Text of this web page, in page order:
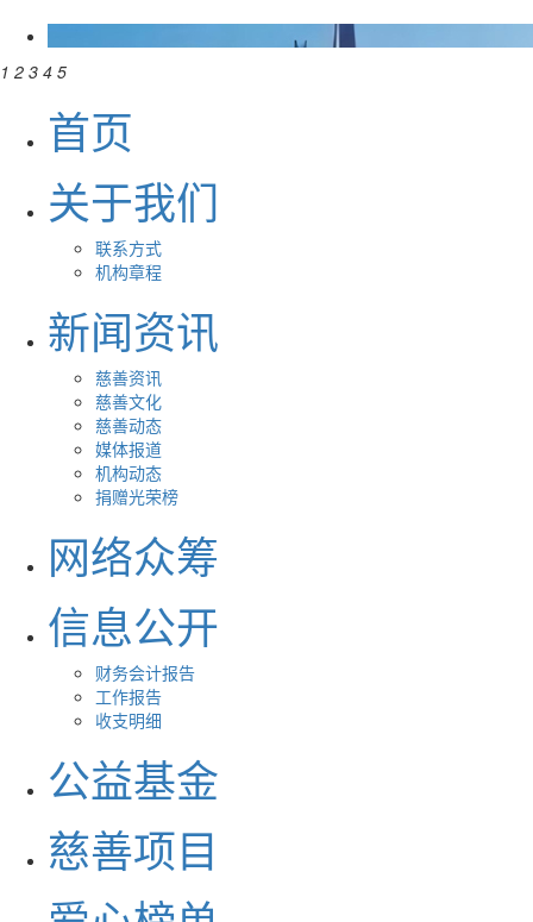
1 2 3 4 5
首页
关于我们
联系方式
机构章程
新闻资讯
慈善资讯
慈善文化
慈善动态
媒体报道
机构动态
捐赠光荣榜
网络众筹
信息公开
财务会计报告
工作报告
收支明细
公益基金
慈善项目